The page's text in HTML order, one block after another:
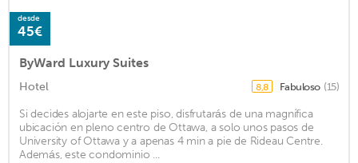
desde
45€
ByWard Luxury Suites
Hotel 8,8 Fabuloso (15)
Si decides alojarte en este piso, disfrutarás de una magnífica
ubicación en pleno centro de Ottawa, a solo unos pasos de
University of Ottawa y a apenas 4 min a pie de Rideau Centre.
Además, este condominio ...